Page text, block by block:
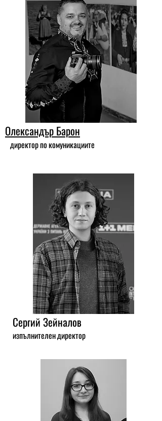
Олександър Барон
директор по комуникациите
Сергий Зейналов
изпълнителен директор